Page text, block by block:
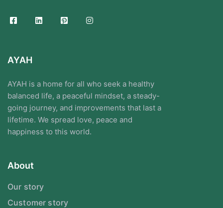
AYAH
AYAH is a home for all who seek a healthy
balanced life, a peaceful mindset, a steady-
going journey, and improvements that last a
lifetime. We spread love, peace and
happiness to this world.
About
Our story
Customer story